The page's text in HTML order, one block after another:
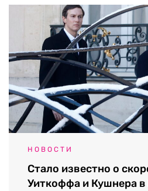
НОВОСТИ
Стало известно о
Уиткоффа и Кушнера